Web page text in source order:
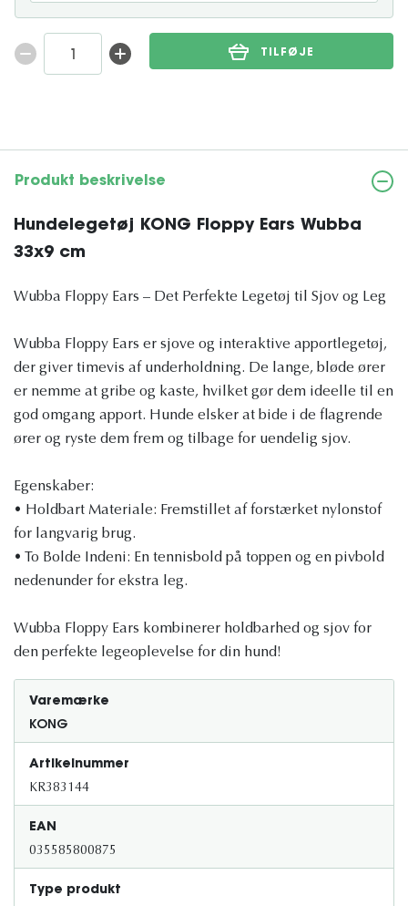
TILFØJE
Produkt beskrivelse
Hundelegetøj KONG Floppy Ears Wubba
33x9 cm
Wubba Floppy Ears – Det Perfekte Legetøj til Sjov og Leg
Wubba Floppy Ears er sjove og interaktive apportlegetøj,
der giver timevis af underholdning. De lange, bløde ører
er nemme at gribe og kaste, hvilket gør dem ideelle til en
god omgang apport. Hunde elsker at bide i de flagrende
ører og ryste dem frem og tilbage for uendelig sjov.
Egenskaber:
• Holdbart Materiale: Fremstillet af forstærket nylonstof
for langvarig brug.
• To Bolde Indeni: En tennisbold på toppen og en pivbold
nedenunder for ekstra leg.
Wubba Floppy Ears kombinerer holdbarhed og sjov for
den perfekte legeoplevelse for din hund!
Varemærke
KONG
Artikelnummer
KR383144
EAN
035585800875
Type produkt